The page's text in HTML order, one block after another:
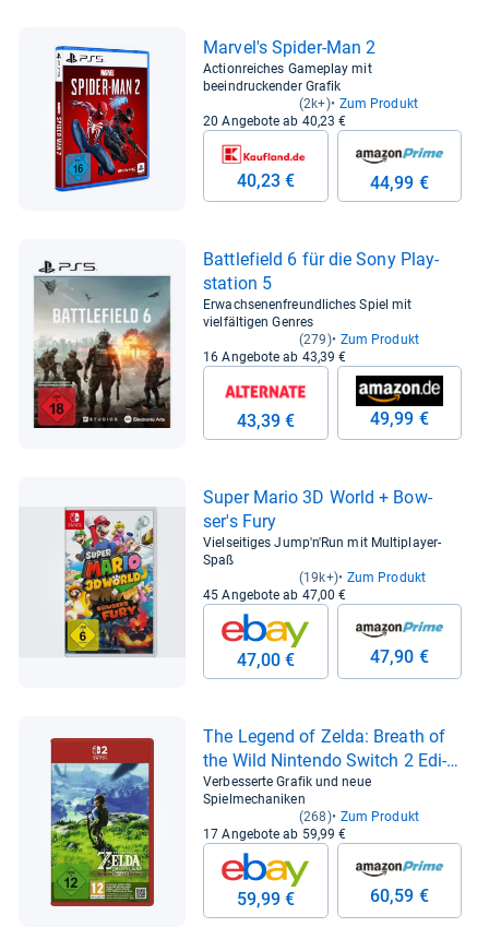
Mar­vel's Spi­der-​Man 2
Actionreiches Gameplay mit
beeindruckender Grafik
(2k+) Zum Produkt
20 Angebote ab 40,23 €
40,23 € 44,99 €
Batt­le­field 6 für die Sony Play­
sta­tion 5
Erwachsenenfreundliches Spiel mit
vielfältigen Genres
(279) Zum Produkt
16 Angebote ab 43,39 €
43,39 € 49,99 €
Super Mario 3D World + Bow­
ser's Fury
Vielseitiges Jump'n'Run mit Multiplayer-
Spaß
(19k+) Zum Produkt
45 Angebote ab 47,00 €
47,00 € 47,90 €
The Legend of Zelda: Breath of
the Wild Nin­tendo Switch 2 Edi­
tion
Verbesserte Grafik und neue
Spielmechaniken
(268) Zum Produkt
17 Angebote ab 59,99 €
59,99 € 60,59 €